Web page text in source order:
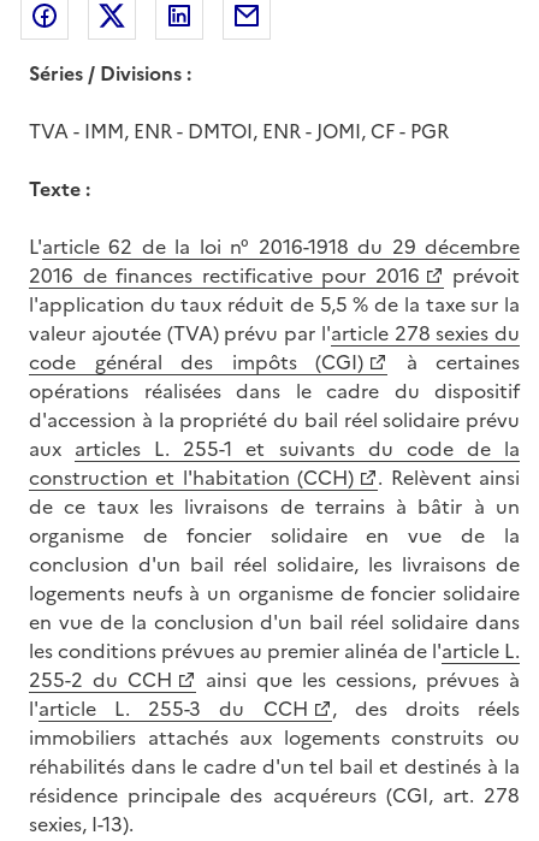
Partager sur Facebook
Partager sur Twitter
Partager sur LinkedIn
Séries / Divisions :
TVA - IMM, ENR - DMTOI, ENR - JOMI, CF - PGR
Texte :
L'article 62 de la loi n° 2016-1918 du 29 décembre
2016 de finances rectificative pour 2016
prévoit
l'application du taux réduit de 5,5 % de la taxe sur la
valeur ajoutée (TVA) prévu par l'article 278 sexies du
code général des impôts (CGI)
à certaines
opérations réalisées dans le cadre du dispositif
d'accession à la propriété du bail réel solidaire prévu
aux articles L. 255-1 et suivants du code de la
construction et l'habitation (CCH)
. Relèvent ainsi
de ce taux les livraisons de terrains à bâtir à un
organisme de foncier solidaire en vue de la
conclusion d'un bail réel solidaire, les livraisons de
logements neufs à un organisme de foncier solidaire
en vue de la conclusion d'un bail réel solidaire dans
les conditions prévues au premier alinéa de l'article L.
255-2 du CCH
ainsi que les cessions, prévues à
l'article L. 255-3 du CCH
, des droits réels
immobiliers attachés aux logements construits ou
réhabilités dans le cadre d'un tel bail et destinés à la
résidence principale des acquéreurs (CGI, art. 278
sexies, I-13).